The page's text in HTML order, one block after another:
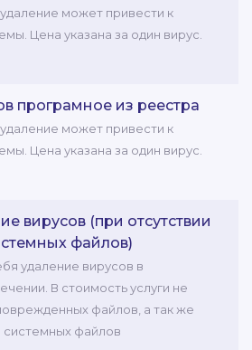
может привести к
Цена указана за один вирус.
програмное из реестра
может привести к
Цена указана за один вирус.
вирусов (при отсутствии
файлов)
удаление вирусов в
В стоимость услуги не
файлов, а так же
системных файлов